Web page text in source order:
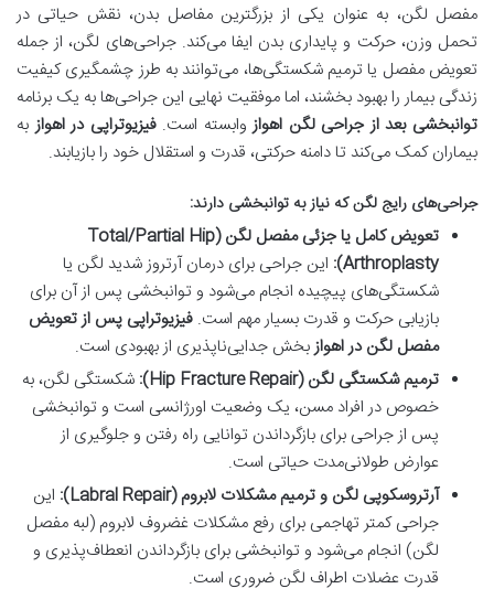
مفصل لگن، به عنوان یکی از بزرگترین مفاصل بدن، نقش حیاتی در
تحمل وزن، حرکت و پایداری بدن ایفا می‌کند. جراحی‌های لگن، از جمله
تعویض مفصل یا ترمیم شکستگی‌ها، می‌توانند به طرز چشمگیری کیفیت
زندگی بیمار را بهبود بخشند، اما موفقیت نهایی این جراحی‌ها به یک برنامه
توانبخشی بعد از جراحی لگن اهوازوابسته است.فیزیوتراپی در اهوازبه
بیماران کمک می‌کند تا دامنه حرکتی، قدرت و استقلال خود را بازیابند.
جراحی‌های رایج لگن که نیاز به توانبخشی دارند:
تعویض کامل یا جزئی مفصل لگن (Total/Partial Hip
Arthroplasty): این جراحی برای درمان آرتروز شدید لگن یا
شکستگی‌های پیچیده انجام می‌شود و توانبخشی پس از آن برای
بازیابی حرکت و قدرت بسیار مهم است. فیزیوتراپی پس از تعویض
مفصل لگن در اهوازبخش جدایی‌ناپذیری از بهبودی است.
ترمیم شکستگی لگن (Hip Fracture Repair):
شکستگی لگن، به
خصوص در افراد مسن، یک وضعیت اورژانسی است و توانبخشی
پس از جراحی برای بازگرداندن توانایی راه رفتن و جلوگیری از
عوارض طولانی‌مدت حیاتی است.
آرتروسکوپی لگن و ترمیم مشکلات لابروم (Labral Repair):
این
جراحی کمتر تهاجمی برای رفع مشکلات غضروف لابروم (لبه مفصل
لگن) انجام می‌شود و توانبخشی برای بازگرداندن انعطاف‌پذیری و
قدرت عضلات اطراف لگن ضروری است.